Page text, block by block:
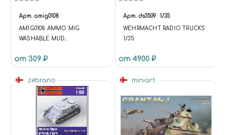
Арт. amig0108
AMIG0108 AMMO MIG
WASHABLE MUD
от 309 ₽
Арт. ds3509 1/35
WEHRMACHT RADIO TRUCKS
1/35
от 4900 ₽
zebrano miniart